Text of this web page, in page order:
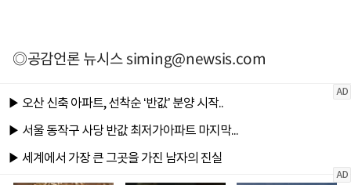
◎공감언론 뉴시스siming@newsis.com